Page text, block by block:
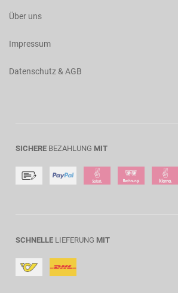
Über uns
Impressum
Datenschutz & AGB
SICHERE BEZAHLUNG MIT
SCHNELLE LIEFERUNG MIT